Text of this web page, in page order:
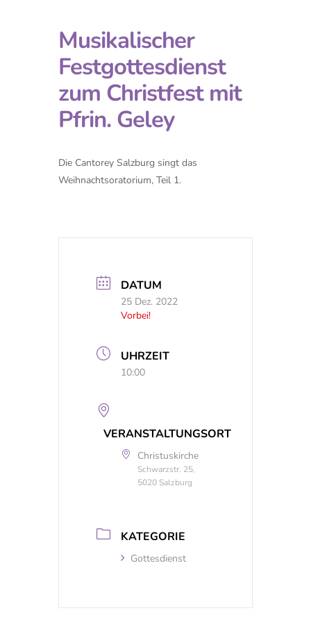
Musikalischer
Festgottesdienst
zum Christfest mit
Pfrin. Geley
Die Cantorey Salzburg singt das
Weihnachtsoratorium, Teil 1.
DATUM
25 Dez. 2022
Vorbei!
UHRZEIT
10:00
VERANSTALTUNGSORT
Christuskirche
Schwarzstr. 25,
5020 Salzburg
KATEGORIE
Gottesdienst